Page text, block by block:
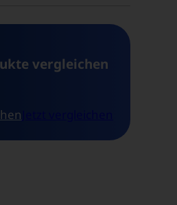
vergleichen